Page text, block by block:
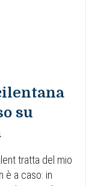
su
tratta del mio
è a caso: in